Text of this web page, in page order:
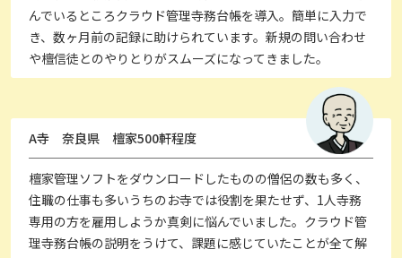
んでいるところクラウド管理寺務台帳を導入。簡単に入力で
き、数ヶ月前の記録に助けられています。新規の問い合わせ
や檀信徒とのやりとりがスムーズになってきました。
A寺 奈良県 檀家500軒程度
檀家管理ソフトをダウンロードしたものの僧侶の数も多く、
住職の仕事も多いうちのお寺では役割を果たせず、1人寺務
専用の方を雇用しようか真剣に悩んでいました。クラウド管
理寺務台帳の説明をうけて、課題に感じていたことが全て解